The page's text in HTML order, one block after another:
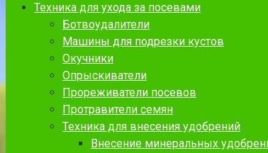
Техника для ухода за посевами
Ботвоудалители
Машины для подрезки кустов
Окучники
Опрыскиватели
Прореживатели посевов
Протравители семян
Техника для внесения удобрений
Внесение минеральных